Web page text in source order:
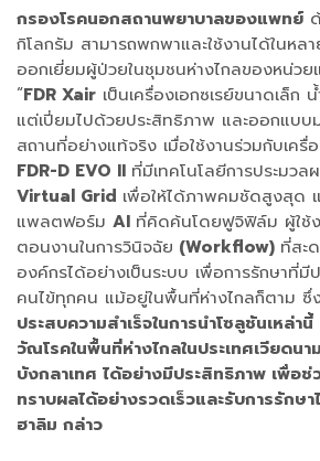
กรองโรคนอกสถานพยาบาลของแพทย์
กิโลกรัม สามารถพกพาและใช้งานได้ในหล
ออกเยี่ยมผู้ป่วยในชุมชนห่างไกลของหน่ว
“FDR Xair เป็นเครื่องเอกซเรย์ขนาดเล็ก
แต่เปี่ยมไปด้วยประสิทธิภาพ และออกแบบ
สถานที่อย่างแท้จริง เมื่อใช้งานร่วมกับเค
FDR-D EVO II ที่มีเทคโนโลยีการประมว
Virtual Grid เพื่อให้ได้ภาพคมชัดสูงสุด
แพลตฟอร์ม AI ที่คิดค้นโดยฟูจิฟิล์ม ผู้ใช้ง
ตอนงานในการวินิจฉัย (Workflow) ที่สะ
องค์กรได้อย่างเป็นระบบ เพื่อการรักษาที่มี
คนไข้ทุกคน แม้อยู่ในพื้นที่ห่างไกลก็ตาม ซึ่
ประสบความสำเร็จในการนำโซลูชันเหล่
วัณโรคในพื้นที่ห่างไกลในประเทศเวียดน
บังกลาเทศ ได้อย่างมีประสิทธิภาพ เพื่อช่
ทราบผลได้อย่างรวดเร็วและรับการรักษ
ฮาลิม กล่าว